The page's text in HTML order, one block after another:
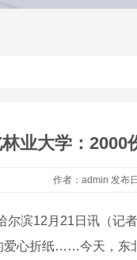
业大学：2000
作者：admin 发布
尔滨12月21日讯（记
心折纸……今天，东